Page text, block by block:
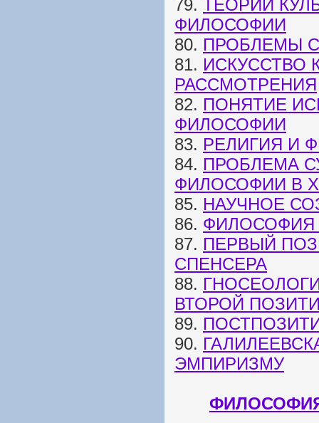
79. ТЕОРИИ
ФИЛОСОФИИ
80. ПРОБЛЕМЫ
81. ИСКУССТВО
РАССМОТРЕНИЯ
82. ПОНЯТИЕ
ФИЛОСОФИИ
83. РЕЛИГИЯ И
84. ПРОБЛЕМА
ФИЛОСОФИИ В
85. НАУЧНОЕ
86. ФИЛОСОФИЯ
87. ПЕРВЫЙ
СПЕНСЕРА
88.
ВТОРОЙ
89.
90.
ЭМПИРИЗМУ